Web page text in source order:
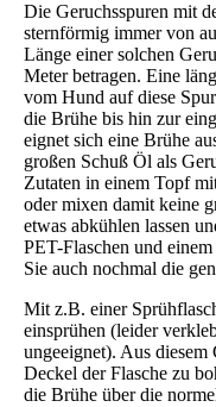
Die Geruchsspuren mit
sternförmig immer von
Länge einer solchen
Meter betragen. Eine
vom Hund auf diese
die Brühe bis hin zur
eignet sich eine Brühe
großen Schuß Öl als
Zutaten in einem Topf
oder mixen damit keine
etwas abkühlen lassen
PET-Flaschen und
Sie auch nochmal die
Mit z.B. einer
einsprühen (leider
ungeeignet). Aus
Deckel der Flasche zu
die Brühe über die